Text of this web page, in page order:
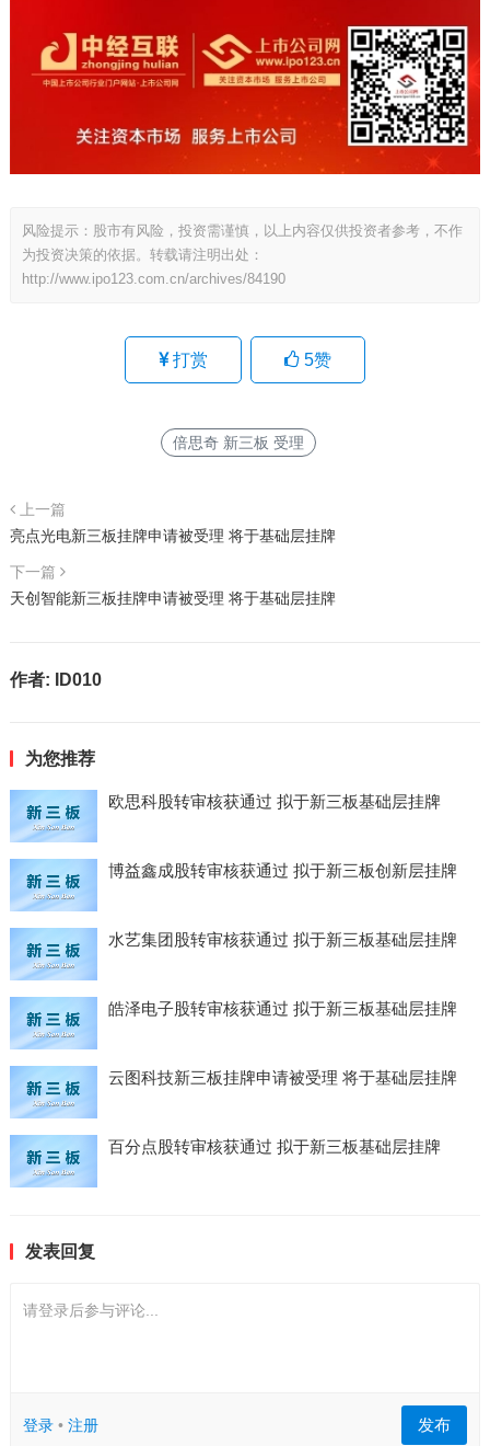
风险提示：股市有风险，投资需谨慎，以上内容仅供投资者参考，不作
为投资决策的依据。转载请注明出处：
http://www.ipo123.com.cn/archives/84190
打赏 5赞
倍思奇 新三板 受理
上一篇
亮点光电新三板挂牌申请被受理 将于基础层挂牌
下一篇
天创智能新三板挂牌申请被受理 将于基础层挂牌
作者: ID010
为您推荐
欧思科股转审核获通过 拟于新三板基础层挂牌
博益鑫成股转审核获通过 拟于新三板创新层挂牌
水艺集团股转审核获通过 拟于新三板基础层挂牌
皓泽电子股转审核获通过 拟于新三板基础层挂牌
云图科技新三板挂牌申请被受理 将于基础层挂牌
百分点股转审核获通过 拟于新三板基础层挂牌
发表回复
请登录后参与评论...
登录• 注册 发布